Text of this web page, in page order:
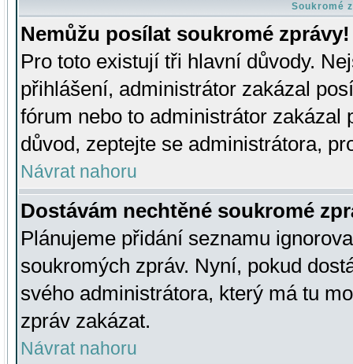
Soukromé
Nemůžu posílat soukromé zprávy!
Pro toto existují tři hlavní důvody.
přihlášení, administrátor zakázal
fórum nebo to administrátor zakázal
důvod, zeptejte se administrátora,
Návrat nahoru
Dostávám nechtěné soukromé
Plánujeme přidání seznamu
soukromých zpráv. Nyní, pokud
svého administrátora, který má tu
zpráv zakázat.
Návrat nahoru